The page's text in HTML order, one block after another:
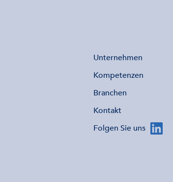
Unternehmen
Kompetenzen
Branchen
Kontakt
Folgen Sie uns